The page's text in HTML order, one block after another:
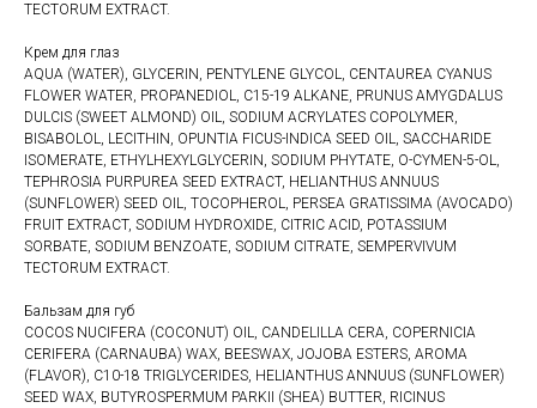
TECTORUM EXTRACT.
Крем для глаз
AQUA (WATER), GLYCERIN, PENTYLENE GLYCOL, CENTAUREA CYANUS
FLOWER WATER, PROPANEDIOL, C15-19 ALKANE, PRUNUS AMYGDALUS
DULCIS (SWEET ALMOND) OIL, SODIUM ACRYLATES COPOLYMER,
BISABOLOL, LECITHIN, OPUNTIA FICUS-INDICA SEED OIL, SACCHARIDE
ISOMERATE, ETHYLHEXYLGLYCERIN, SODIUM PHYTATE, O-CYMEN-5-OL,
TEPHROSIA PURPUREA SEED EXTRACT, HELIANTHUS ANNUUS
(SUNFLOWER) SEED OIL, TOCOPHEROL, PERSEA GRATISSIMA (AVOCADO)
FRUIT EXTRACT, SODIUM HYDROXIDE, CITRIC ACID, POTASSIUM
SORBATE, SODIUM BENZOATE, SODIUM CITRATE, SEMPERVIVUM
TECTORUM EXTRACT.
Бальзам для губ
COCOS NUCIFERA (COCONUT) OIL, CANDELILLA CERA, COPERNICIA
CERIFERA (CARNAUBA) WAX, BEESWAX, JOJOBA ESTERS, AROMA
(FLAVOR), C10-18 TRIGLYCERIDES, HELIANTHUS ANNUUS (SUNFLOWER)
SEED WAX, BUTYROSPERMUM PARKII (SHEA) BUTTER, RICINUS